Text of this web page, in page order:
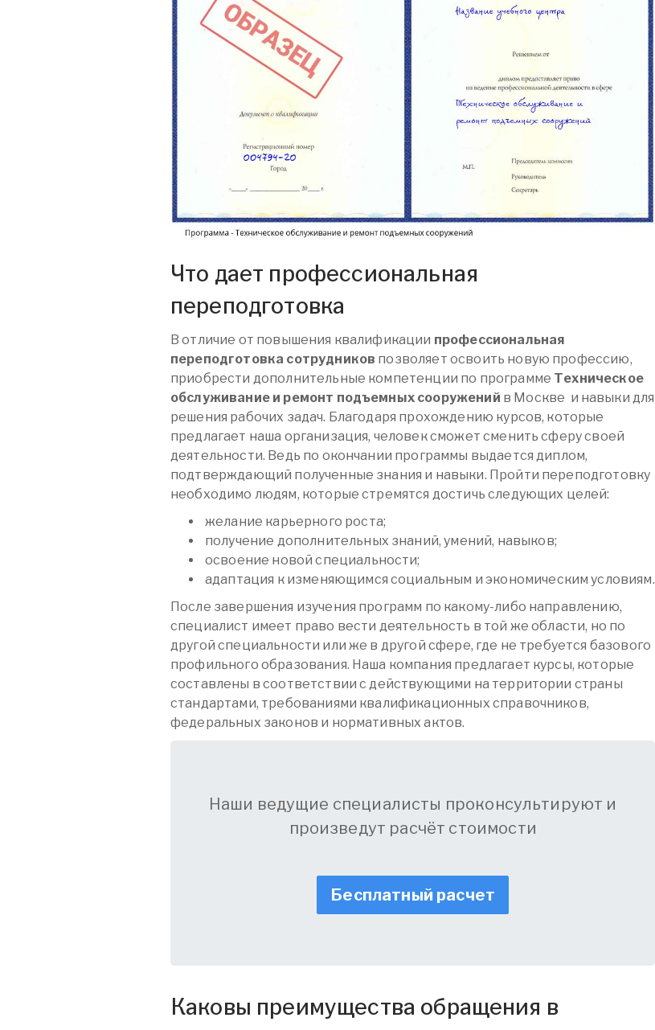
Что дает профессиональная
переподготовка
В отличие от повышения квалификации профессиональная
переподготовка сотрудников позволяет освоить новую профессию,
приобрести дополнительные компетенции по программе Техническое
обслуживание и ремонт подъемных сооружений в Москве и навыки для
решения рабочих задач. Благодаря прохождению курсов, которые
предлагает наша организация, человек сможет сменить сферу своей
деятельности. Ведь по окончании программы выдается диплом,
подтверждающий полученные знания и навыки. Пройти переподготовку
необходимо людям, которые стремятся достичь следующих целей:
желание карьерного роста;
получение дополнительных знаний, умений, навыков;
освоение новой специальности;
адаптация к изменяющимся социальным и экономическим условиям.
После завершения изучения программ по какому-либо направлению,
специалист имеет право вести деятельность в той же области, но по
другой специальности или же в другой сфере, где не требуется базового
профильного образования. Наша компания предлагает курсы, которые
составлены в соответствии с действующими на территории страны
стандартами, требованиями квалификационных справочников,
федеральных законов и нормативных актов.
Наши ведущие специалисты проконсультируют и
произведут расчёт стоимости
Бесплатный расчет
Каковы преимущества обращения в